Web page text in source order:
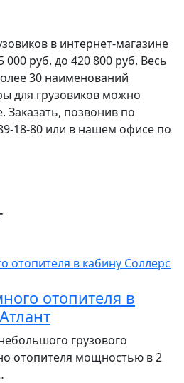
в интернет-магазине
000 руб. до 420 800 руб. Весь
30 наименований
для грузовиков можно
Заказать, позвонив по
18-80 или в нашем офисе по
отопителя в
грузового
отопителя мощностью в 2